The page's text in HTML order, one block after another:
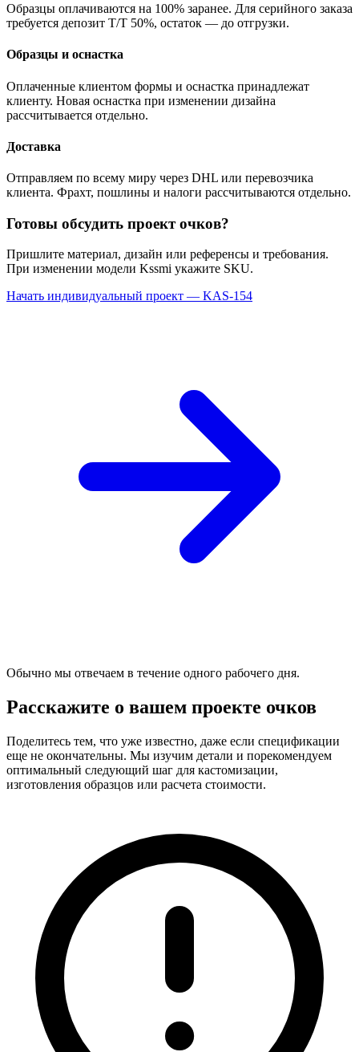
Образцы оплачиваются на 100% заранее. Для серийного заказа
требуется депозит T/T 50%, остаток — до отгрузки.
Образцы и оснастка
Оплаченные клиентом формы и оснастка принадлежат
клиенту. Новая оснастка при изменении дизайна
рассчитывается отдельно.
Доставка
Отправляем по всему миру через DHL или перевозчика
клиента. Фрахт, пошлины и налоги рассчитываются отдельно.
Готовы обсудить проект очков?
Пришлите материал, дизайн или референсы и требования.
При изменении модели Kssmi укажите SKU.
Начать индивидуальный проект — KAS-154
Обычно мы отвечаем в течение одного рабочего дня.
Расскажите о вашем проекте очков
Поделитесь тем, что уже известно, даже если спецификации
еще не окончательны. Мы изучим детали и порекомендуем
оптимальный следующий шаг для кастомизации,
изготовления образцов или расчета стоимости.